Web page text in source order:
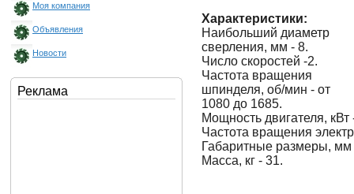
Моя компания
Объявления
Новости
Реклама
Характеристики:
Наибольший диаметр
сверления, мм - 8.
Число скоростей -2.
Частота вращения
шпинделя, об/мин - от
1080 до 1685.
Мощность двигателя, кВт
Частота вращения
Габаритные размеры, мм
Масса, кг - 31.